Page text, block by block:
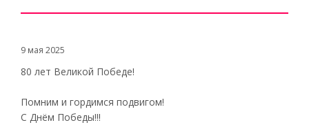
9 мая 2025
80 лет Великой Победе!
Помним и гордимся подвигом!
С Днём Победы!!!